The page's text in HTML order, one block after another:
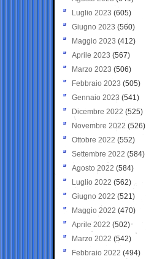
Luglio 2023 (605)
Giugno 2023 (560)
Maggio 2023 (412)
Aprile 2023 (567)
Marzo 2023 (506)
Febbraio 2023 (505)
Gennaio 2023 (541)
Dicembre 2022 (525)
Novembre 2022 (526)
Ottobre 2022 (552)
Settembre 2022 (584)
Agosto 2022 (584)
Luglio 2022 (562)
Giugno 2022 (521)
Maggio 2022 (470)
Aprile 2022 (502)
Marzo 2022 (542)
Febbraio 2022 (494)